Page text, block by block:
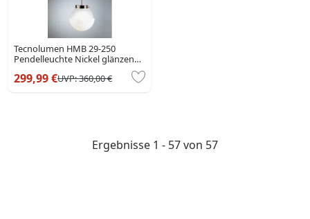
Tecnolumen HMB 29-250
Pendelleuchte Nickel glänzend,
299,99 €UVP:360,00 €
Ergebnisse 1 - 57 von 57